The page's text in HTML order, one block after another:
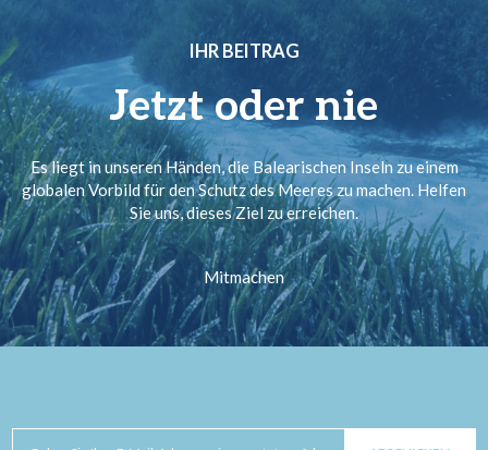
IHR BEITRAG
Jetzt oder nie
Es liegt in unseren Händen, die Balearischen Inseln zu einem
globalen Vorbild für den Schutz des Meeres zu machen. Helfen
Sie uns, dieses Ziel zu erreichen.
Mitmachen